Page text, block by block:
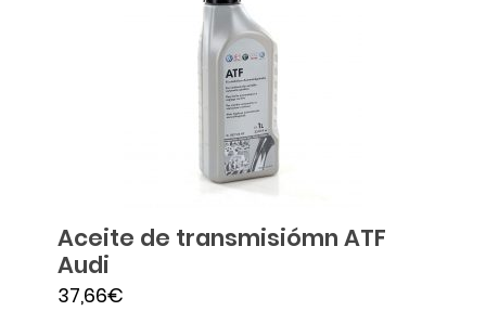
Aceite de transmisiómn ATF
Audi
37,66€